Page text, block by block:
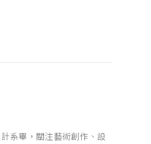
系畢，關注藝術創作、設